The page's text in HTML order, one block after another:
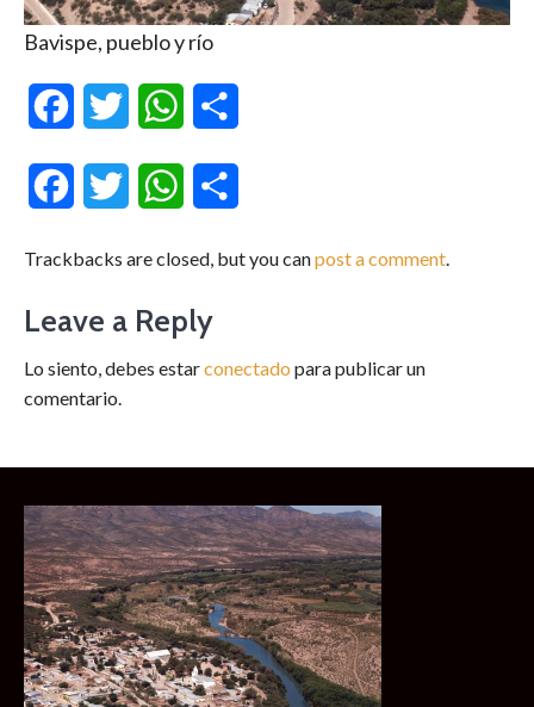
Bavispe, pueblo y río
FacebookTwitter WhatsApp
FacebookTwitter WhatsApp
Trackbacks are closed, but you canpost a comment
Leave a Reply
Lo siento, debes estarconectado para publicar un
comentario.